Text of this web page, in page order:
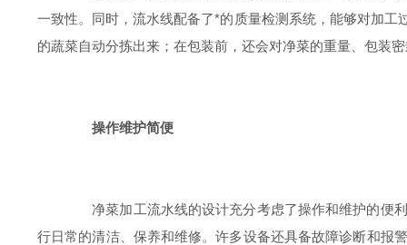
一致性。同时，流水线配备了*的质量检测系统，能够对加
的蔬菜自动分拣出来；在包装前，还会对净菜的重量、包装
操作维护简便
净菜加工流水线的设计充分考虑了操作和维护的便利
行日常的清洁、保养和维修。许多设备还具备故障诊断和报